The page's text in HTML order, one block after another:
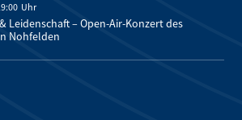
Leidenschaft – Open-Air-Konzert des
Nohfelden